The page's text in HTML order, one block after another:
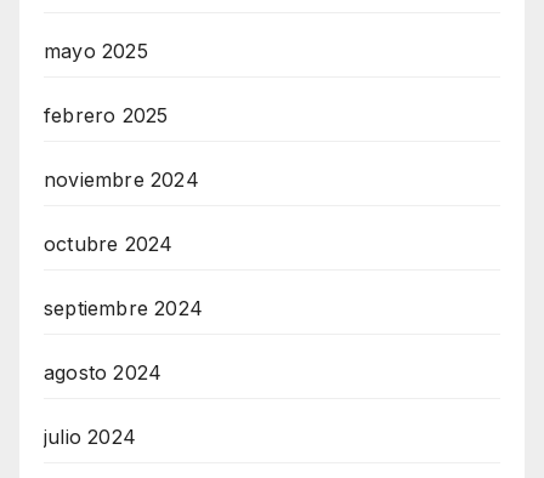
mayo 2025
febrero 2025
noviembre 2024
octubre 2024
septiembre 2024
agosto 2024
julio 2024